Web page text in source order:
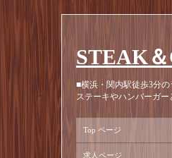
STEAK
■横浜・関内駅徒歩3分
ステーキやハンバーガ
Top ページ
求人ページ